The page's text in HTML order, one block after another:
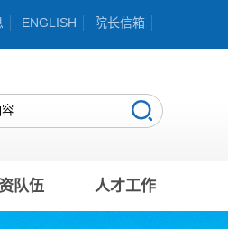
ENGLISH 院长信箱
队伍 人才工作